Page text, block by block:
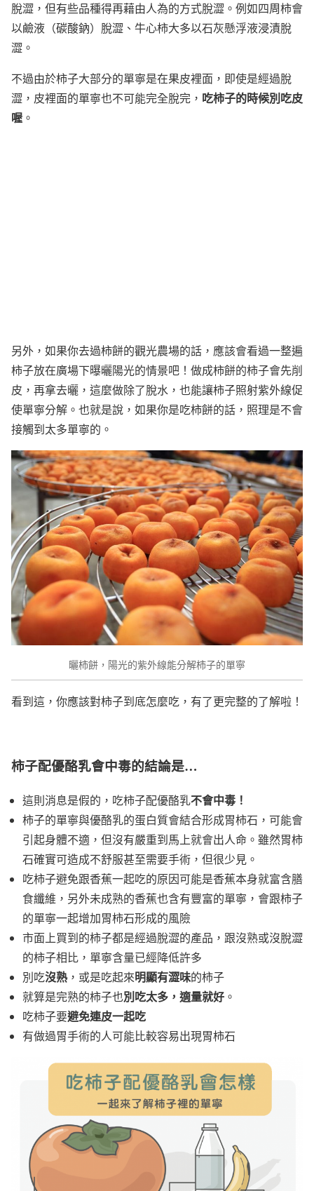
脫澀，但有些品種得再藉由人為的方式脫澀。例如四周柿會
以鹼液（碳酸鈉）脫澀、牛心柿大多以石灰懸浮液浸漬脫
澀。
不過由於柿子大部分的單寧是在果皮裡面，即使是經過脫
澀，皮裡面的單寧也不可能完全脫完， 吃柿子的時候別吃皮
喔 。
另外，如果你去過柿餅的觀光農場的話，應該會看過一整遍
柿子放在廣場下曝曬陽光的情景吧！做成柿餅的柿子會先削
皮，再拿去曬，這麼做除了脫水，也能讓柿子照射紫外線促
使單寧分解。也就是說，如果你是吃柿餅的話，照理是不會
接觸到太多單寧的。
曬柿餅，陽光的紫外線能分解柿子的單寧
看到這，你應該對柿子到底怎麼吃，有了更完整的了解啦！
柿子配優酪乳會中毒的結論是…
這則消息是假的，吃柿子配優酪乳不會中毒！
柿子的單寧與優酪乳的蛋白質會結合形成胃柿石，可能會
引起身體不適，但沒有嚴重到馬上就會出人命。雖然胃柿
石確實可造成不舒服甚至需要手術，但很少見。
吃柿子避免跟香蕉一起吃的原因可能是香蕉本身就富含膳
食纖維，另外未成熟的香蕉也含有豐富的單寧，會跟柿子
的單寧一起增加胃柿石形成的風險
市面上買到的柿子都是經過脫澀的產品，跟沒熟或沒脫澀
的柿子相比，單寧含量已經降低許多
別吃沒熟，或是吃起來明顯有澀味的柿子
就算是完熟的柿子也別吃太多，適量就好 。
吃柿子要避免連皮一起吃
有做過胃手術的人可能比較容易出現胃柿石